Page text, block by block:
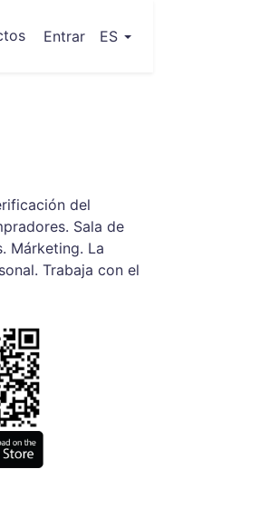
Entrar(current)
ES
del
Sala de
Márketing. La
Trabaja con el